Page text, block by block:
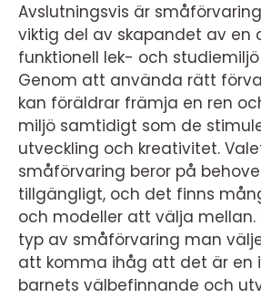
Avslutningsvis är
viktig del av skapandet av en
funktionell lek- och
Genom att använda rätt
kan föräldrar främja en ren
miljö samtidigt som de
utveckling och kreativitet.
småförvaring beror på
tillgängligt, och det finns
och modeller att välja mellan.
typ av småförvaring man
att komma ihåg att det är en
barnets välbefinnande och